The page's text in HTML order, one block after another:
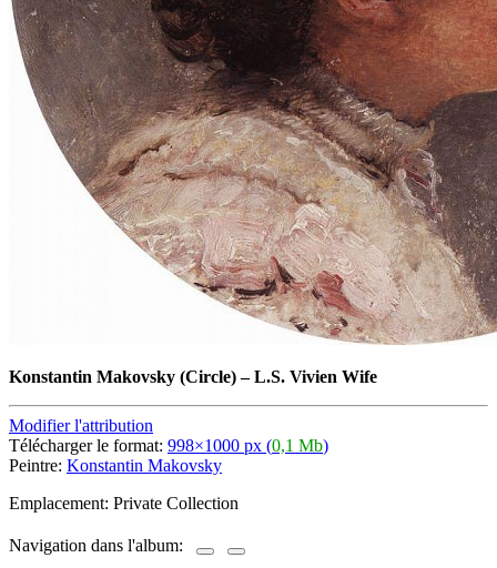
Konstantin Makovsky (Circle)–L.S. Vivien Wife
Modifier l'attribution
Télécharger le format: 998×1000 px (0,1 Mb)
Peintre: Konstantin Makovsky
Emplacement: Private Collection
Navigation dans l'album: